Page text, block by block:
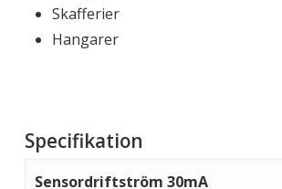
Skafferier
Hangarer
Specifikation
Sensordriftström 30mA